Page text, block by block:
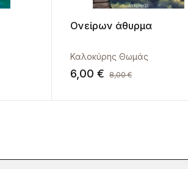
Ονείρων άθυρμα
Καλοκύρης Θωμάς
6,00 € 8,00€